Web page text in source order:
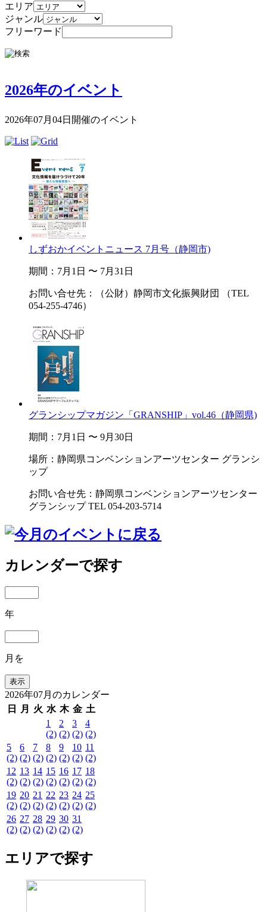
エリア
ジャンル
フリーワード
2026年のイベント
2026年07月04日開催のイベント
しずおかイベントニュース 7月号（静岡市)
期間：7月1日 〜 7月31日
お問い合せ先：（公財）静岡市文化振興財団 （TEL
054-255-4746）
グランシップマガジン「GRANSHIP」vol.46（静岡県)
期間：7月1日 〜 9月30日
場所：静岡県コンベンションアーツセンター グランシ
ップ
お問い合せ先：静岡県コンベンションアーツセンター
グランシップ TEL 054-203-5714
カレンダーで探す
年
月を
2026年07月のカレンダー
日
月 火 水 木 金 土
1
(2)
2
(2)
3
(2)
4
(2)
5
(2)
6
(2)
7
(2)
8
(2)
9
(2)
10
(2)
11
(2)
12
(2)
13
(2)
14
(2)
15
(2)
16
(2)
17
(2)
18
(2)
19
(2)
20
(2)
21
(2)
22
(2)
23
(2)
24
(2)
25
(2)
26
(2)
27
(2)
28
(2)
29
(2)
30
(2)
31
(2)
エリアで探す